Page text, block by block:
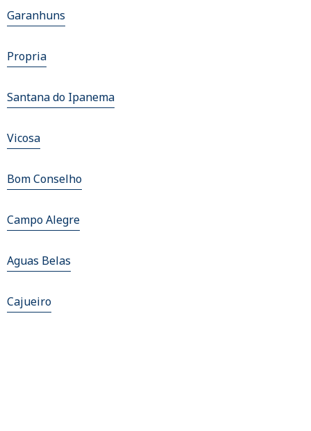
Garanhuns
Propria
Santana do Ipanema
Vicosa
Bom Conselho
Campo Alegre
Aguas Belas
Cajueiro